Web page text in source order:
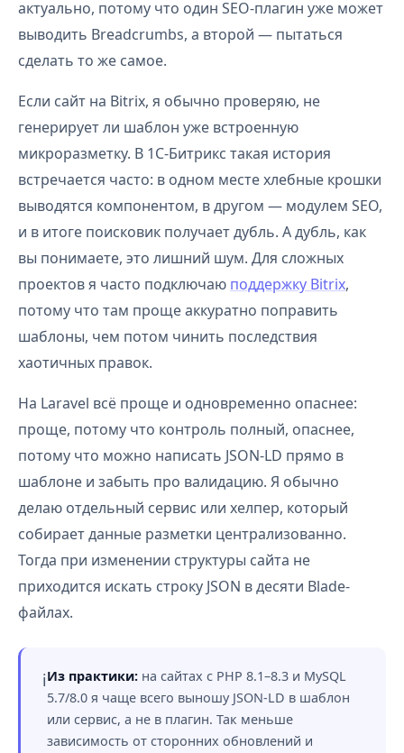
актуально, потому что один SEO-плагин уже может
выводить Breadcrumbs, а второй — пытаться
сделать то же самое.
Если сайт на Bitrix, я обычно проверяю, не
генерирует ли шаблон уже встроенную
микроразметку. В 1С-Битрикс такая история
встречается часто: в одном месте хлебные крошки
выводятся компонентом, в другом — модулем SEO,
и в итоге поисковик получает дубль. А дубль, как
вы понимаете, это лишний шум. Для сложных
проектов я часто подключаю поддержку Bitrix,
потому что там проще аккуратно поправить
шаблоны, чем потом чинить последствия
хаотичных правок.
На Laravel всё проще и одновременно опаснее:
проще, потому что контроль полный, опаснее,
потому что можно написать JSON-LD прямо в
шаблоне и забыть про валидацию. Я обычно
делаю отдельный сервис или хелпер, который
собирает данные разметки централизованно.
Тогда при изменении структуры сайта не
приходится искать строку JSON в десяти Blade-
файлах.
ℹ️Из практики: на сайтах с PHP 8.1–8.3 и MySQL
5.7/8.0 я чаще всего выношу JSON-LD в шаблон
или сервис, а не в плагин. Так меньше
зависимость от сторонних обновлений и